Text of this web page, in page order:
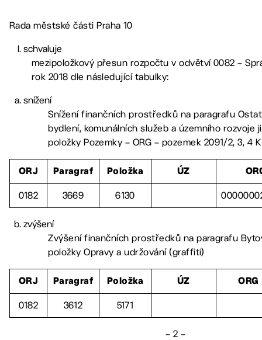
Rada městské části Praha 10
schvaluje
mezipoložkový přesun rozpočtu v odvětví 0082 –
rok 2018 dle následující tabulky:
snížení
Snížení finančních prostředků na paragrafu
bydlení, komunálních služeb a územního rozvoje
položky Pozemky – ORG – pozemek 2091/2, 3, 4
ORJ Paragraf Položka ÚZ
0182 3669 6130
zvýšení
Zvýšení finančních prostředků na paragrafu
položky Opravy a udržování (graffiti)
ORJ Paragraf Položka ÚZ ORG
0182 3612 5171
– 2 –